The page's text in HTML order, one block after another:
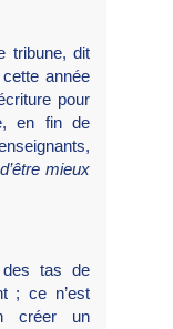
tribune, dit
année
pour
en fin de
mieux
tas de
; ce n’est
créer un